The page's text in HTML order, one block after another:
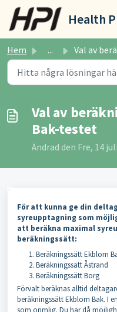
Hoppa över till
Health
Hem ... Val av beräkningssätt i
Val av
Bak-testet
Ändrad den Fre, 14
För att kunna ge din
syreupptagning som
att beräkna maximal
beräkningssätt:
Beräkningssätt Ekblom
Beräkningssätt Åstrand
Beräkningssätt Borg
Förvalt beräknas alltid
beräkningssätt Ekblom Bak. I
som orimlig. Du har då